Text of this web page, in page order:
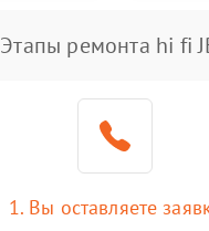
Этапы ремонта hi fi
1. Вы оставляете